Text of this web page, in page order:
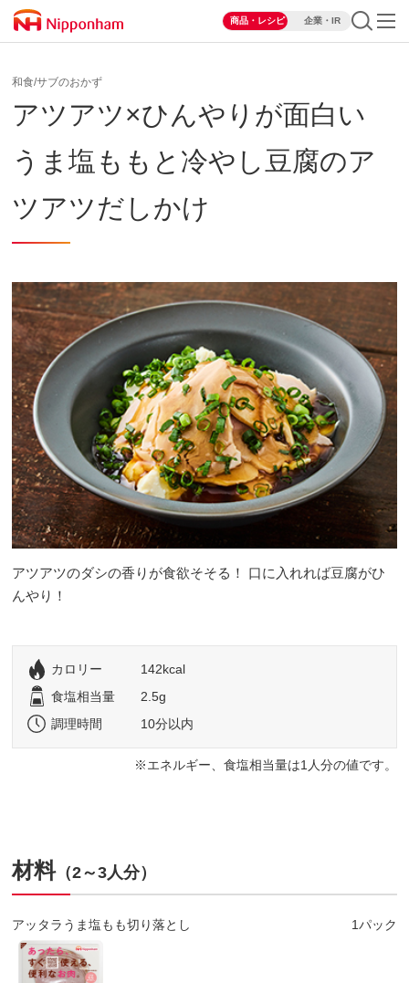
商品・レシピ 企業・IR
和食/サブのおかず
アツアツ×ひんやりが面白い
うま塩ももと冷やし豆腐のア
ツアツだしかけ
アツアツのダシの香りが食欲そそる！ 口に入れれば豆腐がひ
んやり！
カロリー
142kcal
食塩相当量
2.5g
調理時間
10分以内
エネルギー、食塩相当量は1人分の値です。
材料（2～3人分）
アッタラうま塩もも切り落とし 1パック